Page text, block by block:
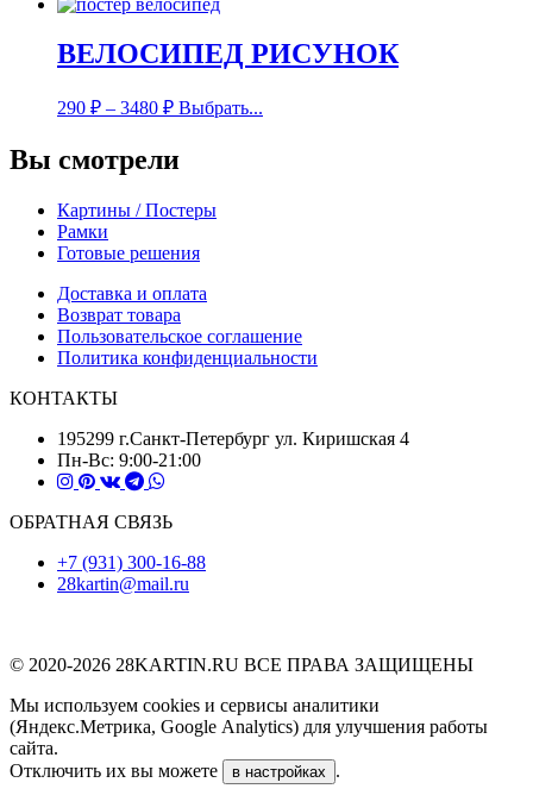
ВЕЛОСИПЕД РИСУНОК
290 ₽ – 3480 ₽ Выбрать...
Вы смотрели
Картины / Постеры
Рамки
Готовые решения
Доставка и оплата
Возврат товара
Пользовательское соглашение
Политика конфиденциальности
КОНТАКТЫ
195299 г.Санкт-Петербург ул. Киришская 4
Пн-Вс: 9:00-21:00
ОБРАТНАЯ СВЯЗЬ
+7 (931) 300-16-88
28kartin@mail.ru
© 2020-2026 28KARTIN.RU ВСЕ ПРАВА ЗАЩИЩЕНЫ
Мы используем cookies и сервисы аналитики
(Яндекс.Метрика, Google Analytics) для улучшения работы
сайта.
Отключить их вы можете
в настройках .